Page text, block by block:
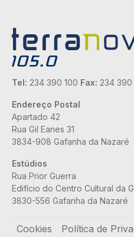
Tel: 234 390 100 Fax: 234 390
Endereço Postal
Apartado 42
Rua Gil Eanes 31
3834-908 Gafanha da Nazaré
Estúdios
Rua Prior Guerra
Edifício do Centro Cultural da
3830-556 Gafanha da Nazaré
Rodapé
Cookies Política de